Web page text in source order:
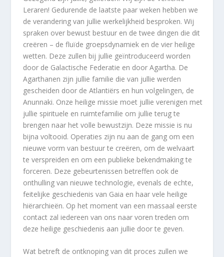
Leraren! Gedurende de laatste paar weken hebben we
de verandering van jullie werkelijkheid besproken. Wij
spraken over bewust bestuur en de twee dingen die dit
creëren – de fluïde groepsdynamiek en de vier heilige
wetten. Deze zullen bij jullie geïntroduceerd worden
door de Galactische Federatie en door Agartha. De
Agarthanen zijn jullie familie die van jullie werden
gescheiden door de Atlantiërs en hun volgelingen, de
Anunnaki. Onze heilige missie moet jullie verenigen met
jullie spirituele en ruimtefamilie om jullie terug te
brengen naar het volle bewustzijn. Deze missie is nu
bijna voltooid. Operaties zijn nu aan de gang om een
nieuwe vorm van bestuur te creëren, om de welvaart
te verspreiden en om een publieke bekendmaking te
forceren. Deze gebeurtenissen betreffen ook de
onthulling van nieuwe technologie, evenals de echte,
feitelijke geschiedenis van Gaia en haar vele heilige
hiërarchieën. Op het moment van een massaal eerste
contact zal iedereen van ons naar voren treden om
deze heilige geschiedenis aan jullie door te geven.
Wat betreft de ontknoping van dit proces zullen we